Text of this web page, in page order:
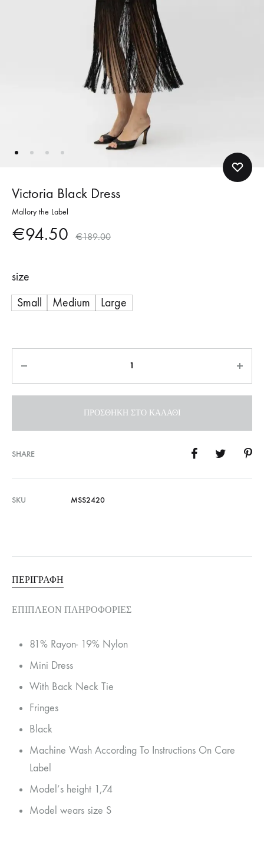
Victoria Black Dress
Mallory the Label
€94.50 €189.00
size
Small
Medium Large
ΠΡΟΣΘΉΚΗ ΣΤΟ ΚΑΛΆΘΙ
SHARE
SKU MSS2420
ΠΕΡΙΓΡΑΦΉ
ΕΠΙΠΛΈΟΝ ΠΛΗΡΟΦΟΡΊΕΣ
81% Rayon- 19% Nylon
Mini Dress
With Back Neck Tie
Fringes
Black
Machine Wash According To Instructions On Care
Label
Model’s height 1,74
Model wears size S